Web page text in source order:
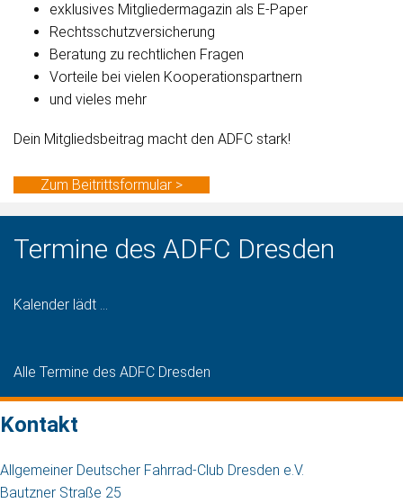
exklusives Mitgliedermagazin als E-Paper
Rechtsschutzversicherung
Beratung zu rechtlichen Fragen
Vorteile bei vielen Kooperationspartnern
und vieles mehr
Dein Mitgliedsbeitrag macht den ADFC stark!
Zum Beitrittsformular >
Termine des ADFC Dresden
Kalender lädt ...
Alle Termine des ADFC Dresden
Kontakt
Allgemeiner Deutscher Fahrrad-Club Dresden e.V.
Bautzner Straße 25